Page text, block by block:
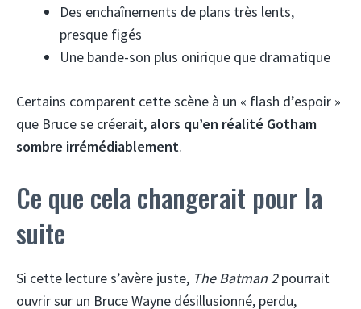
Des enchaînements de plans très lents,
presque figés
Une bande-son plus onirique que dramatique
Certains comparent cette scène à un « flash d’espoir »
que Bruce se créerait, alors qu’en réalité Gotham
sombre irrémédiablement.
Ce que cela changerait pour la
suite
Si cette lecture s’avère juste, The Batman 2pourrait
ouvrir sur un Bruce Wayne désillusionné, perdu,